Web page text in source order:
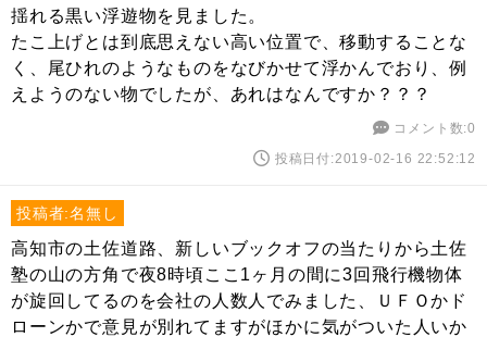
揺れる黒い浮遊物を見ました。
たこ上げとは到底思えない高い位置で、移動することな
く、尾ひれのようなものをなびかせて浮かんでおり、例
えようのない物でしたが、あれはなんですか？？？
コメント数:0
投稿日付:2019-02-16 22:52:12
投稿者:名無し
高知市の土佐道路、新しいブックオフの当たりから土佐
塾の山の方角で夜8時頃ここ1ヶ月の間に3回飛行機物体
が旋回してるのを会社の人数人でみました、ＵＦＯかド
ローンかで意見が別れてますがほかに気がついた人いか